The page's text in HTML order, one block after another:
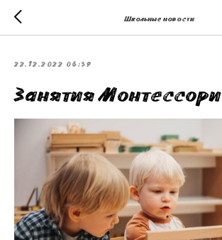
Школьные новости
22.12.2022 06:39
Занятия Монтессори